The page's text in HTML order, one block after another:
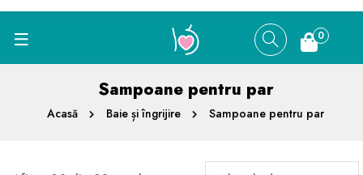
0
Sampoane pentru par
Acasă Baie și îngrijire Sampoane pentru par